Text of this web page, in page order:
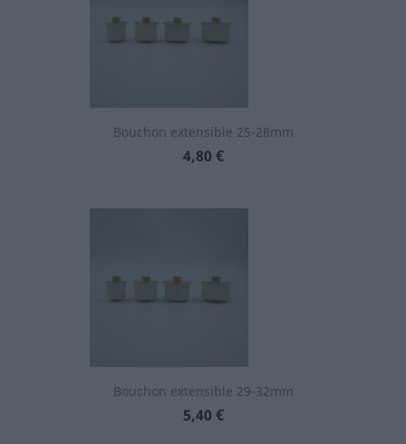
Bouchon extensible 25-28mm
Prix
4,80 €
Bouchon extensible 29-32mm
Prix
5,40 €